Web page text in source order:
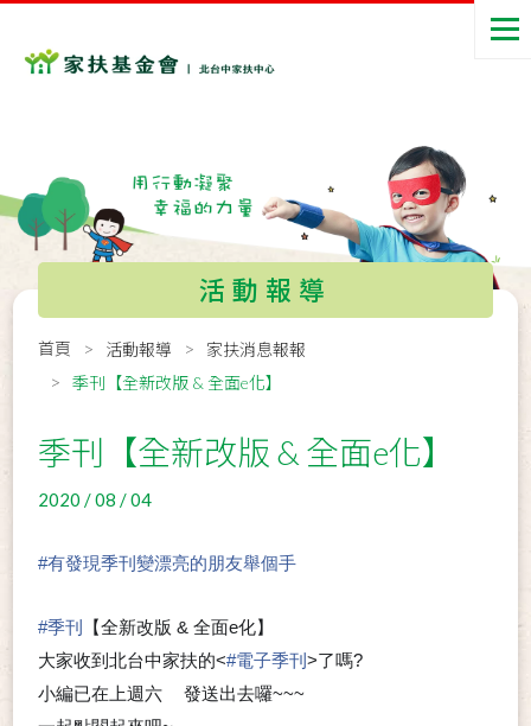
活動報導
首頁 活動報導
家扶消息報報
季刊【全新改版 & 全面e化】
季刊【全新改版 & 全面e化】
2020 / 08 / 04
#有發現季刊變漂亮的朋友舉個手
#季刊
【全新改版 & 全面e化】
大家收到北台中家扶的<#電子季刊>了嗎?
小編已在上週六
發送出去囉~~~